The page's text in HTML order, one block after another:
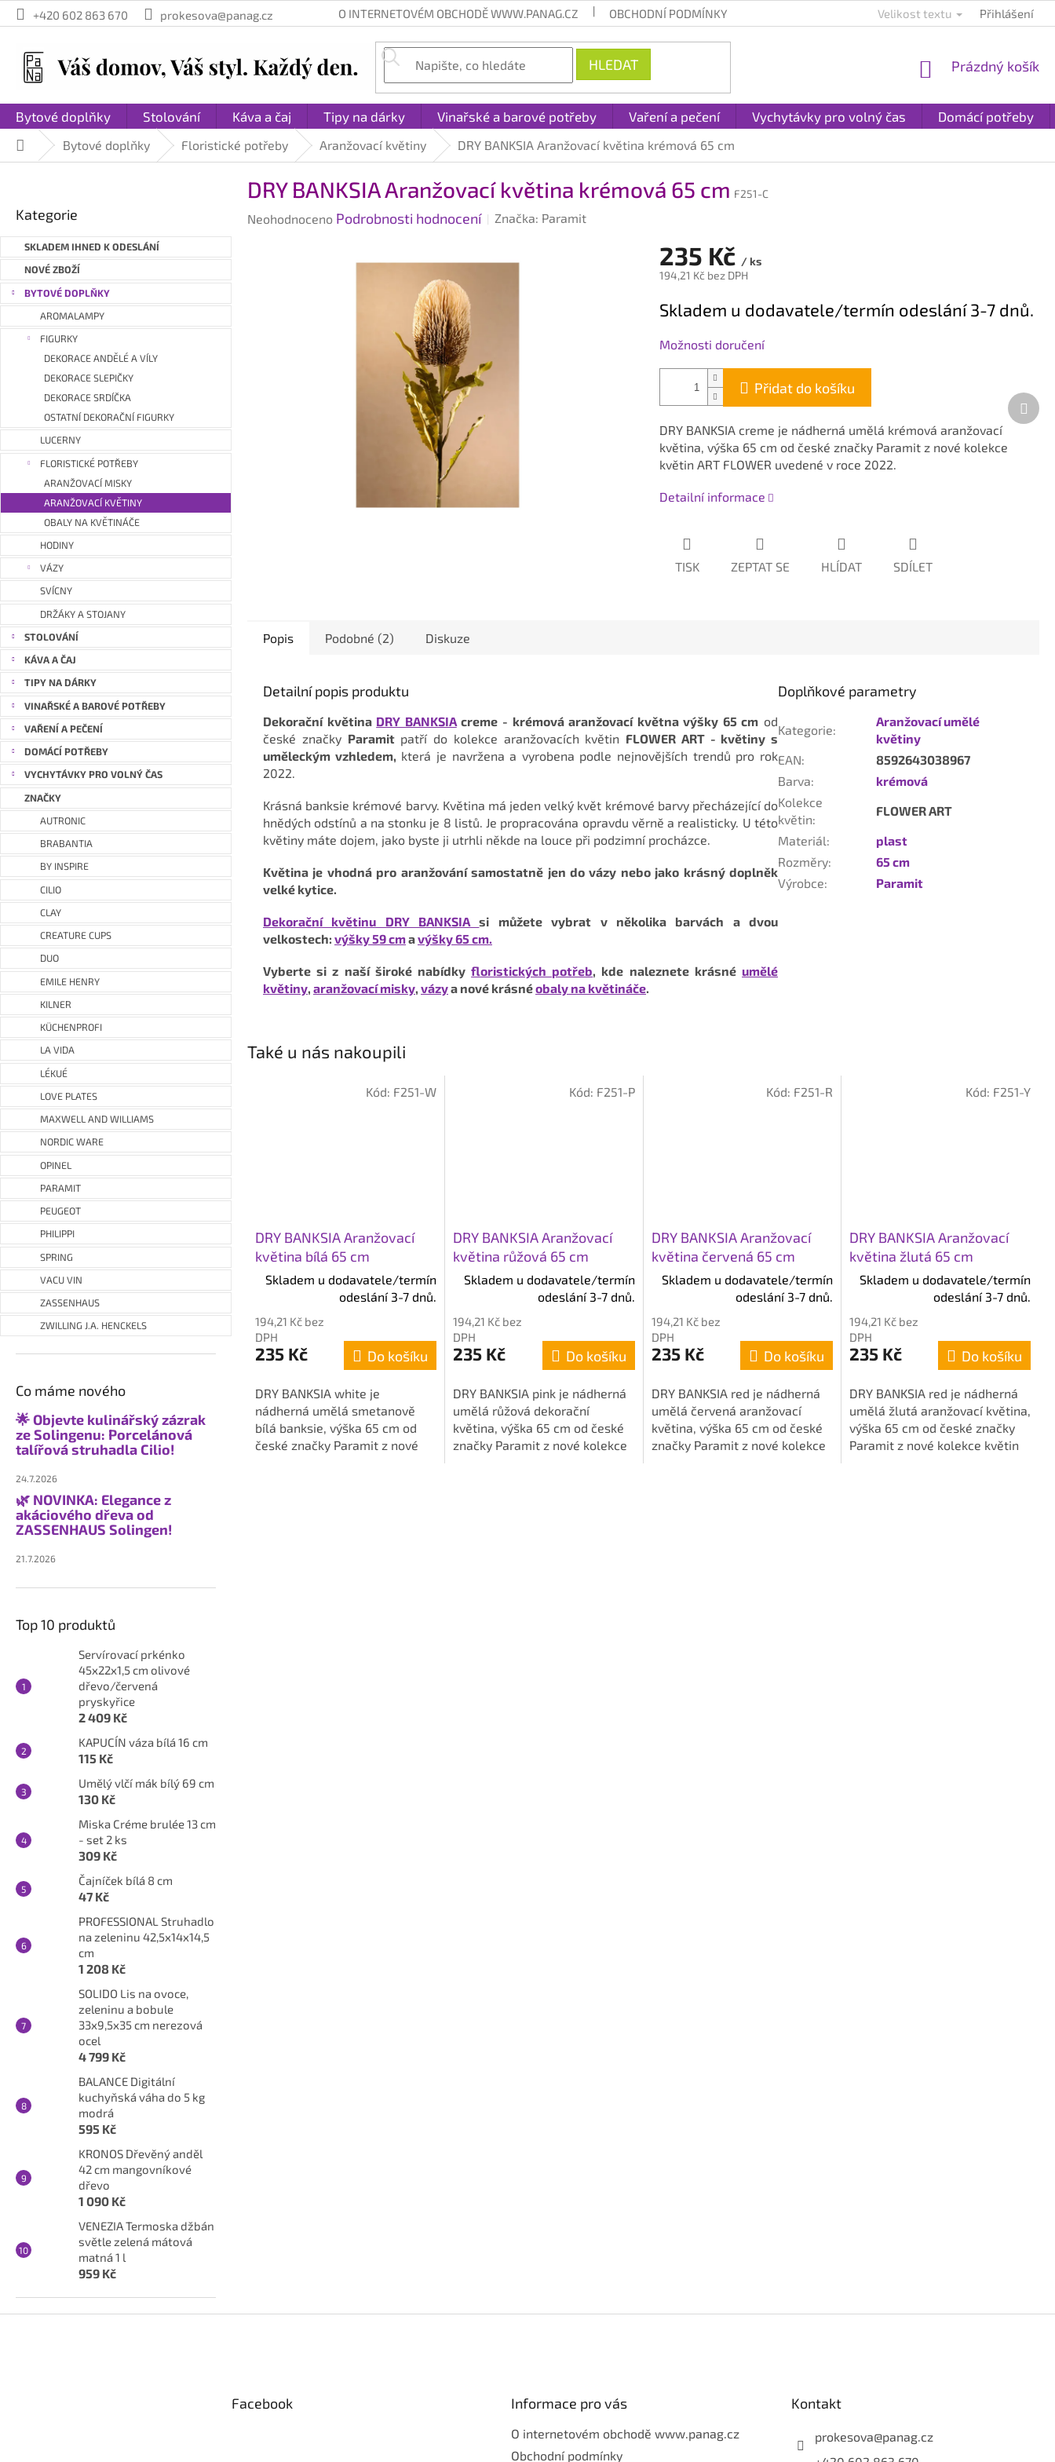
Přejít
na
+420 602 863 670 prokesova@panag.cz O INTERNETOVÉM OBCHODĚ WWW.PANAG.CZ OBCHODNÍ PODMÍNKY PLATBA A DOPRAVA REKLAMACE
Velikost textu Přihlášení
HLEDAT
NÁKUPNÍ
Prázdný košík
Bytové doplňky Stolování Káva a čaj Tipy na dárky Vinařské a barové potřeby Vaření a pečení Vychytávky pro volný čas Domácí potřeby
DomůBytové doplňky Floristické potřeby Aranžovací květiny DRY BANKSIA Aranžovací květina krémová 65 cm
a
n
n
í
kategorie
Kategorie
SKLADEM IHNED K ODESLÁNÍ
NOVÉ ZBOŽÍ
BYTOVÉ DOPLŇKY
AROMALAMPY
FIGURKY
DEKORACE ANDĚLÉ A VÍLY
DEKORACE SLEPIČKY
DEKORACE SRDÍČKA
OSTATNÍ DEKORAČNÍ FIGURKY
LUCERNY
FLORISTICKÉ POTŘEBY
ARANŽOVACÍ MISKY
ARANŽOVACÍ KVĚTINY
OBALY NA KVĚTINÁČE
HODINY
VÁZY
SVÍCNY
DRŽÁKY A STOJANY
STOLOVÁNÍ
KÁVA A ČAJ
TIPY NA DÁRKY
VINAŘSKÉ A BAROVÉ POTŘEBY
VAŘENÍ A PEČENÍ
DOMÁCÍ POTŘEBY
VYCHYTÁVKY PRO VOLNÝ ČAS
ZNAČKY
AUTRONIC
BRABANTIA
BY INSPIRE
CILIO
CLAY
CREATURE CUPS
DUO
EMILE HENRY
KILNER
KÜCHENPROFI
LA VIDA
LÉKUÉ
LOVE PLATES
MAXWELL AND WILLIAMS
NORDIC WARE
OPINEL
PARAMIT
PEUGEOT
PHILIPPI
SPRING
VACU VIN
ZASSENHAUS
ZWILLING J.A. HENCKELS
Co máme nového
🌟 Objevte kulinářský zázrak
ze Solingenu: Porcelánová
talířová struhadla Cilio!
24.7.2026
🌿 NOVINKA: Elegance z
akáciového dřeva od
ZASSENHAUS Solingen!
21.7.2026
Top 10 produktů
Servírovací prkénko
45x22x1,5 cm olivové
dřevo/červená
pryskyřice
2 409 Kč
KAPUCÍN váza bílá 16 cm
115 Kč
Umělý vlčí mák bílý 69 cm
130 Kč
Miska Créme brulée 13 cm
- set 2 ks
309 Kč
Čajníček bílá 8 cm
47 Kč
PROFESSIONAL Struhadlo
na zeleninu 42,5x14x14,5
cm
1 208 Kč
SOLIDO Lis na ovoce,
zeleninu a bobule
33x9,5x35 cm nerezová
ocel
4 799 Kč
BALANCE Digitální
kuchyňská váha do 5 kg
modrá
595 Kč
KRONOS Dřevěný anděl
42 cm mangovníkové
dřevo
1 090 Kč
VENEZIA Termoska džbán
světle zelená mátová
matná 1 l
959 Kč
DRY BANKSIA Aranžovací květina krémová 65 cm F251-C
Průměrné
Neohodnoceno Podrobnosti hodnocení Značka: Paramit
235 Kč / ks
194,21 Kč bez DPH
cena:
Skladem u dodavatele/termín odeslání 3-7 dnů.
Možnosti doručení
Přidat do košíku
DRY BANKSIA creme je nádherná umělá krémová aranžovací
květina, výška 65 cm od české značky Paramit z nové kolekce
květin ART FLOWER uvedené v roce 2022.
Detailní informace
TISK ZEPTAT SE HLÍDAT SDÍLET
Popis Podobné (2) Diskuze
Detailní popis produktu
Dekorační květina DRY BANKSIAcreme - krémová aranžovací května výšky 65 cm od
české značky Paramitpatří do kolekce aranžovacích květin FLOWER ART - květiny s
uměleckým vzhledem, která je navržena a vyrobena podle nejnovějších trendů pro rok
2022.
Krásná banksie krémové barvy. Květina má jeden velký květ krémové barvy přecházející do
hnědých odstínů a na stonku je 8 listů. Je propracována opravdu věrně a realisticky. U této
květiny máte dojem, jako byste ji utrhli někde na louce při podzimní procházce.
Květina je vhodná pro aranžování samostatně jen do vázy nebo jako krásný doplněk
velké kytice.
Dekorační květinu DRY BANKSIAsi můžete vybrat v několika barvách a dvou
velkostech: výšky 59 cmavýšky 65 cm.
Vyberte si z naší široké nabídkyfloristických potřeb, kde naleznete krásné umělé
květiny, aranžovací misky, vázya nové krásnéobaly na květináče.
Doplňkové parametry
Kategorie:
Aranžovací umělé
květiny
EAN:
8592643038967
Barva:
krémová
Kolekce
květin:
FLOWER ART
Materiál:
plast
Rozměry:
65 cm
Výrobce: Paramit
Také u nás nakoupili
DRY BANKSIA Aranžovací
květina bílá 65 cm
Skladem u dodavatele/termín
odeslání 3-7 dnů.
194,21 Kč bez
DPH
235 Kč Do košíku
DRY BANKSIA white je
nádherná umělá smetanově
bílá banksie, výška 65 cm od
české značky Paramit z nové
Kód: F251-W
DRY BANKSIA Aranžovací
květina růžová 65 cm
Skladem u dodavatele/termín
odeslání 3-7 dnů.
194,21 Kč bez
DPH
235 Kč Do košíku
DRY BANKSIA pink je nádherná
umělá růžová dekorační
květina, výška 65 cm od české
značky Paramit z nové kolekce
Kód: F251-P
DRY BANKSIA Aranžovací
květina červená 65 cm
Skladem u dodavatele/termín
odeslání 3-7 dnů.
194,21 Kč bez
DPH
235 Kč Do košíku
DRY BANKSIA red je nádherná
umělá červená aranžovací
květina, výška 65 cm od české
značky Paramit z nové kolekce
Kód: F251-R
DRY BANKSIA Aranžovací
květina žlutá 65 cm
Skladem u dodavatele/termín
odeslání 3-7 dnů.
194,21 Kč bez
DPH
235 Kč Do košíku
DRY BANKSIA red je nádherná
umělá žlutá aranžovací květina,
výška 65 cm od české značky
Paramit z nové kolekce květin
Kód: F251-Y
Facebook Informace pro vás
O internetovém obchodě www.panag.cz
Obchodní podmínky
Kontakt
prokesova@panag.cz